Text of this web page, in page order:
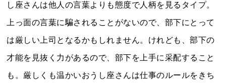
し座さんは他人の言葉よりも態度で人柄を見るタイプ。
上っ面の言葉に騙されることがないので、部下にとって
は厳しい上司となるかもしれません。けれども、部下の
才能を見抜く力があるので、部下を上手に采配すること
も。厳しくも温かいおうし座さんは仕事のルールをきち